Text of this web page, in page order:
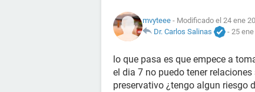
mvyteee - Modificado el 24 ene
Dr. Carlos Salinas
- 25
lo que pasa es que empece a
el dia 7 no puedo tener
preservativo ¿tengo algun riesgo